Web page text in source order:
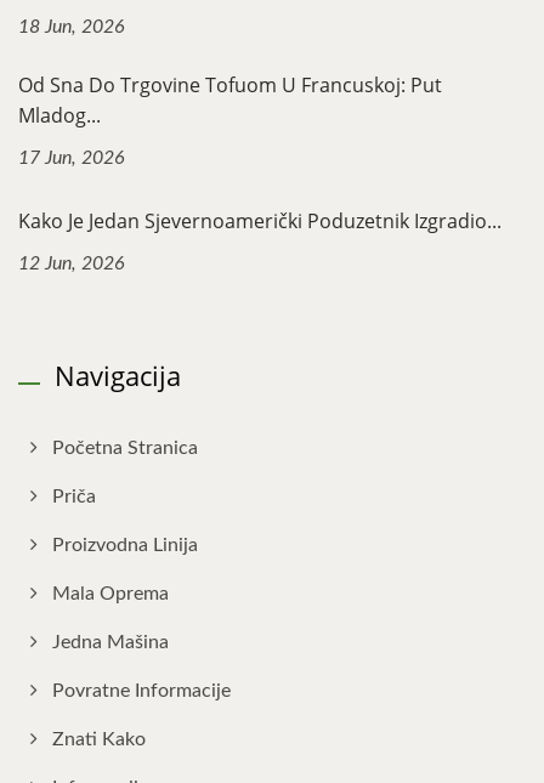
18 Jun, 2026
Od Sna Do Trgovine Tofuom U Francuskoj: Put
Mladog...
17 Jun, 2026
Kako Je Jedan Sjevernoamerički Poduzetnik Izgradio...
12 Jun, 2026
Navigacija
Početna Stranica
Priča
Proizvodna Linija
Mala Oprema
Jedna Mašina
Povratne Informacije
Znati Kako